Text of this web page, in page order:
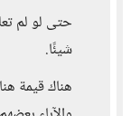
حتى لو لم
شيئًا.
هناك قيمة